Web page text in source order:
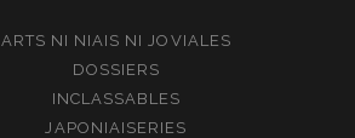
ARTS NI NIAIS NI JOVIALES
DOSSIERS
INCLASSABLES
JAPONIAISERIES